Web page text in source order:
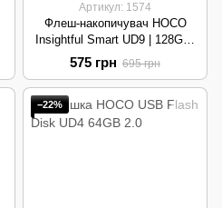
Артикул: 1574
Флеш-накопичувач HOCO
Insightful Smart UD9 | 128GB,
USB 2.0, Металевий корпус |
Silver
575 грн 695 грн
−22%